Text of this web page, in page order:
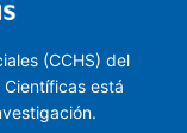
(CCHS) del
está